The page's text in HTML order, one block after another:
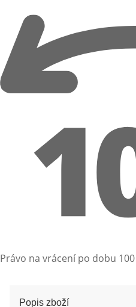
Právo na vrácení po dobu
Popis zboží